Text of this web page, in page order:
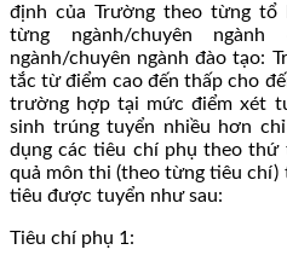
định của Trường theo từng
từng ngành/chuyên
ngành/chuyên ngành đào tạo:
tắc từ điểm cao đến thấp cho
trường hợp tại mức điểm xét
sinh trúng tuyển nhiều hơn
dụng các tiêu chí phụ theo
quả môn thi (theo từng tiêu chí)
tiêu được tuyển như sau:
Tiêu chí phụ 1: